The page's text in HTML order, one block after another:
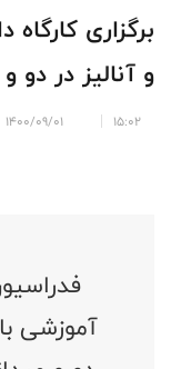
-
-
برگزاری
و آنالیز در دو
15:02
1400/09/01
آموزشی